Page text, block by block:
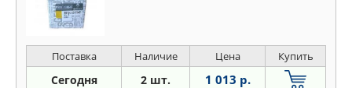
Поставка Наличие Цена Купить
Сегодня 2 шт. 1 013 р.